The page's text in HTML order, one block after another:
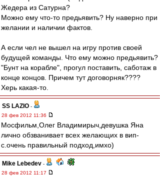
Жедера из Сатурна?
Можно ему что-то предьявить? Ну наверно при
желании и наличии фактов.
А если чел не вышел на игру против своей
будущей команды. Что ему можно предьявить?
"Бунт на корабле", прогул поставить, саботаж в
конце концов. Причем тут договорняк????
Херь какая-то.
SS LAZIO -
28 фев 2012 11:36
Мосфильм,Олег Владимирыч,девушка Яна
лично обзванивает всех желающих в вип-
с.очень правильный подход,имхо)
Mike Lebedev -
28 фев 2012 11:17